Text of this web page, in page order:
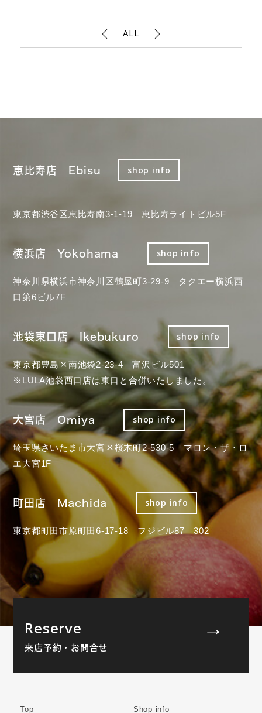
ALL
恵比寿店 Ebisu shop info
東京都渋谷区恵比寿南3-1-19 恵比寿ライトビル5F
横浜店 Yokohama shop info
神奈川県横浜市神奈川区鶴屋町3-29-9 タクエー横浜西
口第6ビル7F
池袋東口店 Ikebukuro shop info
東京都豊島区南池袋2-23-4 富沢ビル501
※LULA池袋西口店は東口と合併いたしました。
大宮店 Omiya shop info
埼玉県さいたま市大宮区桜木町2-530-5 マロン・ザ・ロ
エ大宮1F
町田店 Machida shop info
東京都町田市原町田6-17-18 フジビル87 302
Reserve
来店予約・お問合せ
Top Shop info